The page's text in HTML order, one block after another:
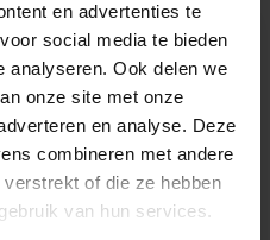
en advertenties te
social media te bieden
analyseren. Ook delen we
onze site met onze
en analyse. Deze
combineren met andere
of die ze hebben
van hun services.